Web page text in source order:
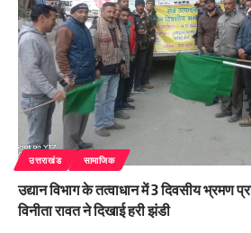
उत्तराखंड सामाजिक
उद्यान विभाग के तत्वाधान में 3 दिवसीय भ्रमण
विनीता रावत ने दिखाई हरी झंडी